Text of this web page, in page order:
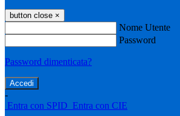
button close ×
Nome Utente
Password
Password dimenticata?
-
Entra con SPID Entra con CIE